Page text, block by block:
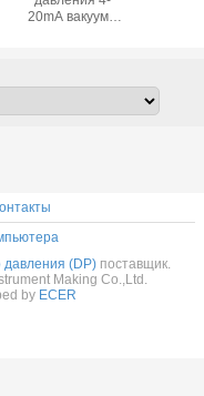
передатчик
Харта
(DP) поставщик.
Making Co.,Ltd.
by ECER